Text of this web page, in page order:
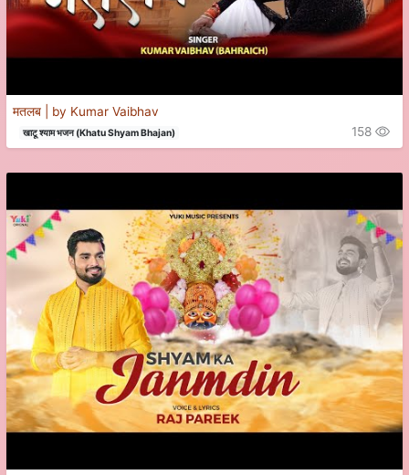
मतलब | by Kumar Vaibhav
खाटू श्याम भजन (Khatu Shyam Bhajan) 158